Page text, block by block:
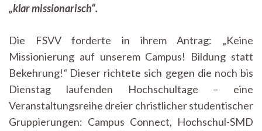
10.
Juni
2024
„klar missionarisch“.
Die FSVV forderte in ihrem Antrag: „Keine
Missionierung auf unserem Campus! Bildung statt
Bekehrung!“ Dieser richtete sich gegen die noch bis
Dienstag laufenden Hochschultage – eine
Veranstaltungsreihe dreier christlicher studentischer
Gruppierungen: Campus Connect, Hochschul-SMD